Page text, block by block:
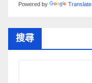
Powered by Translate
搜尋